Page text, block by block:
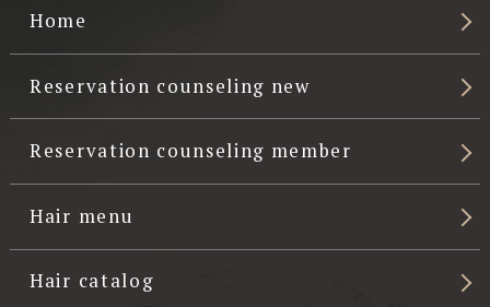
Home
Reservation counseling new
Reservation counseling member
Hair menu
Hair catalog